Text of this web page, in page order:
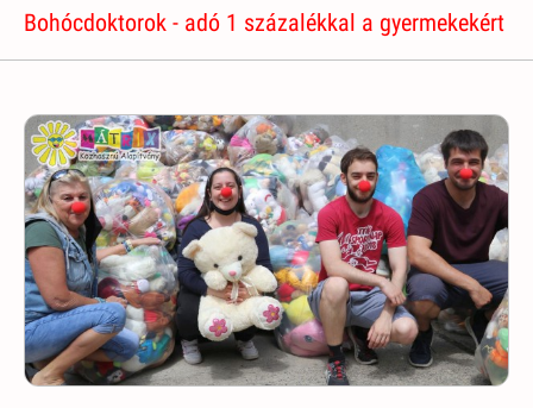
Bohócdoktorok - adó 1 százalékkal a gyermekekért